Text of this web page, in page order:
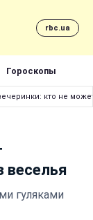
rbc.ua
Гороскопы
кто не
веселья
гуляками